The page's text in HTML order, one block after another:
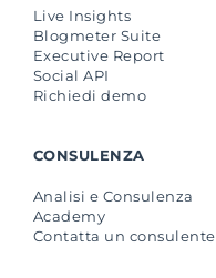
Live Insights
Blogmeter Suite
Executive Report
Social API
Richiedi demo
CONSULENZA
Analisi e Consulenza
Academy
Contatta un consulente